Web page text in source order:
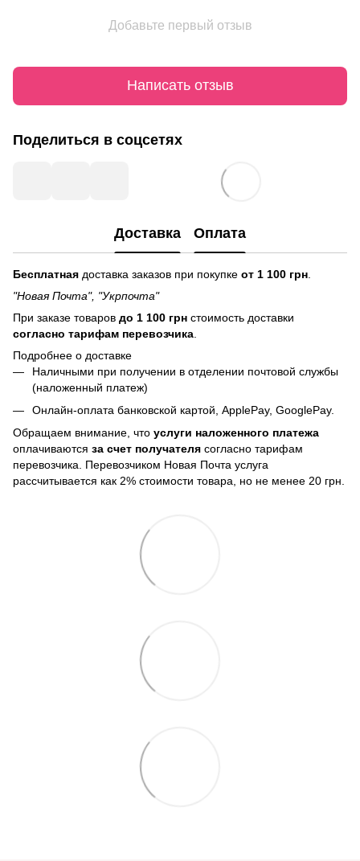
Добавьте первый отзыв
Написать отзыв
Поделиться в соцсетях
Доставка Оплата
Бесплатная доставка заказов при покупке от 1 100 грн
"Новая Почта", "Укрпочта"
При заказе товаров до 1 100 грн стоимость доставки
согласно тарифам перевозчика
Подробнее о доставке
Наличными при получении в отделении почтовой службы
(наложенный платеж)
Онлайн-оплата банковской картой, ApplePay, GooglePay.
Обращаем внимание, что услуги наложенного платежа
оплачиваются за счет получателя согласно тарифам
перевозчика. Перевозчиком Новая Почта услуга
рассчитывается как 2% стоимости товара, но не менее 20 грн.